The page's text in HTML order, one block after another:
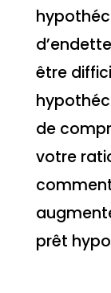
être
de
votre
prêt